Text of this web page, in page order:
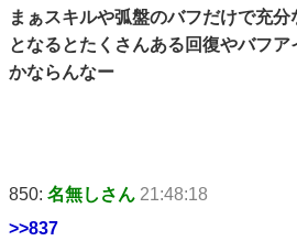
まぁスキルや弧盤のバフだけで充分
となるとたくさんある回復やバフ
かならんなー
850: 名無しさん 21:48:18
>>837